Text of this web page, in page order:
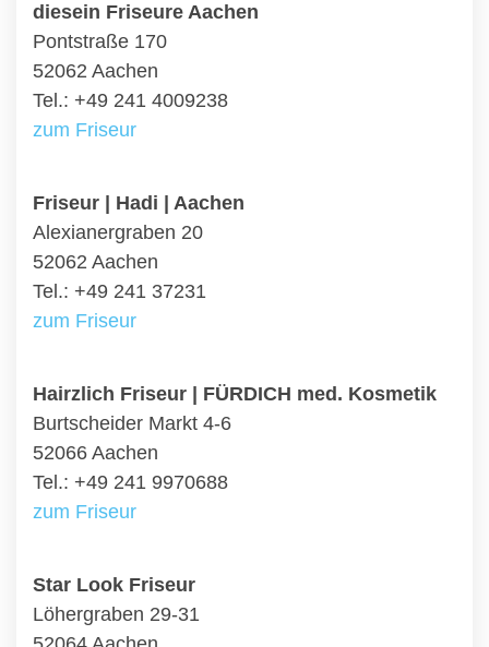
diesein Friseure Aachen
Pontstraße 170
52062 Aachen
Tel.: +49 241 4009238
zum Friseur
Friseur | Hadi | Aachen
Alexianergraben 20
52062 Aachen
Tel.: +49 241 37231
zum Friseur
Hairzlich Friseur | FÜRDICH med. Kosmetik
Burtscheider Markt 4-6
52066 Aachen
Tel.: +49 241 9970688
zum Friseur
Star Look Friseur
Löhergraben 29-31